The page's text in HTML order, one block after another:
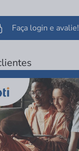
Faça login e avalie!